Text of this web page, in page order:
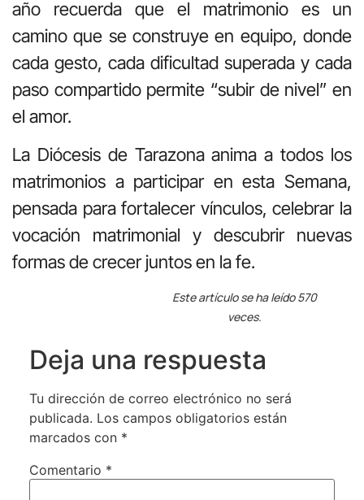
año recuerda que el matrimonio es un
camino que se construye en equipo, donde
cada gesto, cada dificultad superada y cada
paso compartido permite “subir de nivel” en
el amor.
La Diócesis de Tarazona anima a todos los
matrimonios a participar en esta Semana,
pensada para fortalecer vínculos, celebrar la
vocación matrimonial y descubrir nuevas
formas de crecer juntos en la fe.
Este artículo se ha leído 570
veces.
Deja una respuesta
Tu dirección de correo electrónico no será
publicada. Los campos obligatorios están
marcados con *
Comentario *